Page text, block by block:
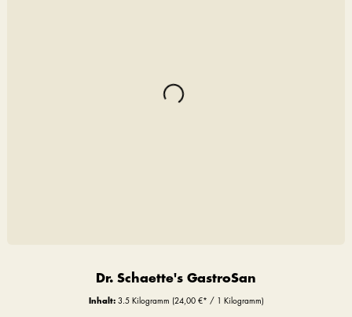
Dr. Schaette's GastroSan
Inhalt: 3.5 Kilogramm (24,00 €* / 1 Kilogramm)